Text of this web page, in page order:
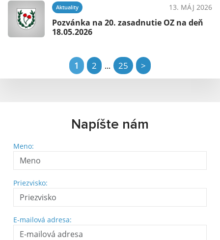
Aktuality 13. MÁJ 2026
Pozvánka na 20. zasadnutie OZ na deň
18.05.2026
1 2 ... 25 >
Napíšte nám
Meno:
Priezvisko:
E-mailová adresa: